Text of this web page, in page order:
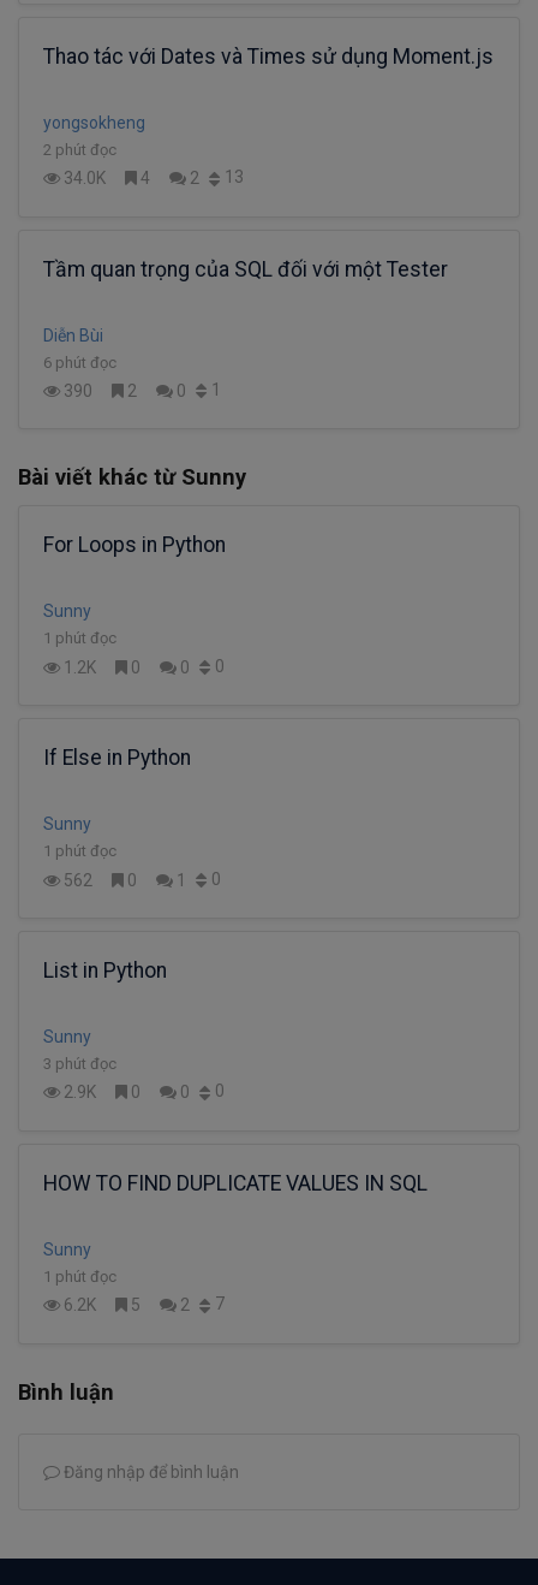
Thao tác với Dates và Times sử dụng Moment.js
yongsokheng
2 phút đọc
34.0K 4 2 13
Tầm quan trọng của SQL đối với một Tester
Diễn Bùi
6 phút đọc
390 2 0 1
Bài viết khác từ Sunny
For Loops in Python
Sunny
1 phút đọc
1.2K 0 0 0
If Else in Python
Sunny
1 phút đọc
562 0 1 0
List in Python
Sunny
3 phút đọc
2.9K 0 0 0
HOW TO FIND DUPLICATE VALUES IN SQL
Sunny
1 phút đọc
6.2K 5 2 7
Bình luận
Đăng nhập để bình luận